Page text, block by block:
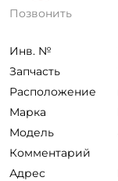
Позвонить
Инв. №
Запчасть
Расположение
Марка
Модель
Комментарий
Адрес